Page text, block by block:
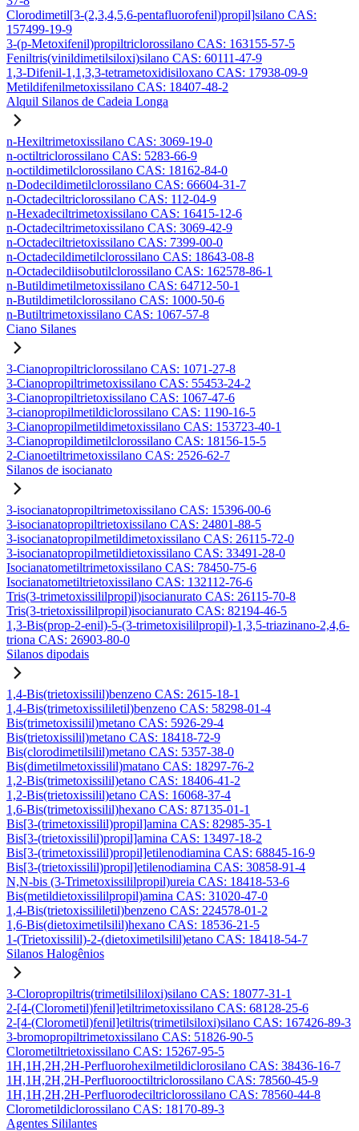
Clorodimetil[3-(2,3,4,5,6-pentafluorofenil)propil]silano CAS:
157499-19-9
3-(p-Metoxifenil)propiltriclorossilano CAS: 163155-57-5
Feniltris(vinildimetilsiloxi)silano CAS: 60111-47-9
1,3-Difenil-1,1,3,3-tetrametoxidisiloxano CAS: 17938-09-9
Metildifenilmetoxissilano CAS: 18407-48-2
Alquil Silanos de Cadeia Longa
n-Hexiltrimetoxissilano CAS: 3069-19-0
n-octiltriclorossilano CAS: 5283-66-9
n-octildimetilclorossilano CAS: 18162-84-0
n-Dodecildimetilclorossilano CAS: 66604-31-7
n-Octadeciltriclorossilano CAS: 112-04-9
n-Hexadeciltrimetoxissilano CAS: 16415-12-6
n-Octadeciltrimetoxissilano CAS: 3069-42-9
n-Octadeciltrietoxissilano CAS: 7399-00-0
n-Octadecildimetilclorossilano CAS: 18643-08-8
n-Octadecildiisobutilclorossilano CAS: 162578-86-1
n-Butildimetilmetoxissilano CAS: 64712-50-1
n-Butildimetilclorossilano CAS: 1000-50-6
n-Butiltrimetoxissilano CAS: 1067-57-8
Ciano Silanes
3-Cianopropiltriclorossilano CAS: 1071-27-8
3-Cianopropiltrimetoxissilano CAS: 55453-24-2
3-Cianopropiltrietoxissilano CAS: 1067-47-6
3-cianopropilmetildiclorossilano CAS: 1190-16-5
3-Cianopropilmetildimetoxissilano CAS: 153723-40-1
3-Cianopropildimetilclorossilano CAS: 18156-15-5
2-Cianoetiltrimetoxissilano CAS: 2526-62-7
Silanos de isocianato
3-isocianatopropiltrimetoxissilano CAS: 15396-00-6
3-isocianatopropiltrietoxissilano CAS: 24801-88-5
3-isocianatopropilmetildimetoxissilano CAS: 26115-72-0
3-isocianatopropilmetildietoxissilano CAS: 33491-28-0
Isocianatometiltrimetoxissilano CAS: 78450-75-6
Isocianatometiltrietoxissilano CAS: 132112-76-6
Tris(3-trimetoxissililpropil)isocianurato CAS: 26115-70-8
Tris(3-trietoxissililpropil)isocianurato CAS: 82194-46-5
1,3-Bis(prop-2-enil)-5-(3-trimetoxisililpropil)-1,3,5-triazinano-2,4,6-
triona CAS: 26903-80-0
Silanos dipodais
1,4-Bis(trietoxissilil)benzeno CAS: 2615-18-1
1,4-Bis(trimetoxissililetil)benzeno CAS: 58298-01-4
Bis(trimetoxissilil)metano CAS: 5926-29-4
Bis(trietoxissilil)metano CAS: 18418-72-9
Bis(clorodimetilsilil)metano CAS: 5357-38-0
Bis(dimetilmetoxissilil)matano CAS: 18297-76-2
1,2-Bis(trimetoxissilil)etano CAS: 18406-41-2
1,2-Bis(trietoxissilil)etano CAS: 16068-37-4
1,6-Bis(trimetoxissilil)hexano CAS: 87135-01-1
Bis[3-(trimetoxissilil)propil]amina CAS: 82985-35-1
Bis[3-(trietoxissilil)propil]amina CAS: 13497-18-2
Bis[3-(trimetoxissilil)propil]etilenodiamina CAS: 68845-16-9
Bis[3-(trietoxissilil)propil]etilenodiamina CAS: 30858-91-4
N,N-bis (3-Trimetoxissililpropil)ureia CAS: 18418-53-6
Bis(metildietoxissililpropil)amina CAS: 31020-47-0
1,4-Bis(trietoxissililetil)benzeno CAS: 224578-01-2
1,6-Bis(dietoximetilsilil)hexano CAS: 18536-21-5
1-(Trietoxissilil)-2-(dietoximetilsilil)etano CAS: 18418-54-7
Silanos Halogênios
3-Cloropropiltris(trimetilsililoxi)silano CAS: 18077-31-1
2-[4-(Clorometil)fenil]etiltrimetoxissilano CAS: 68128-25-6
2-[4-(Clorometil)fenil]etiltris(trimetilsiloxi)silano CAS: 167426-89-3
3-bromopropiltrimetoxissilano CAS: 51826-90-5
Clorometiltrietoxissilano CAS: 15267-95-5
1H,1H,2H,2H-Perfluorohexilmetildiclorosilano CAS: 38436-16-7
1H,1H,2H,2H-Perfluorooctiltriclorossilano CAS: 78560-45-9
1H,1H,2H,2H-Perfluorodeciltriclorossilano CAS: 78560-44-8
Clorometildiclorossilano CAS: 18170-89-3
Agentes Sililantes